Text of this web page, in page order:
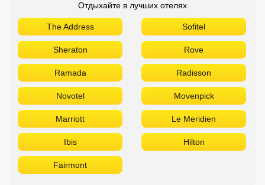
Отдыхайте в лучших отелях
The Address Sofitel
Sheraton Rove
Ramada Radisson
Novotel Movenpick
Marriott Le Meridien
Ibis Hilton
Fairmont